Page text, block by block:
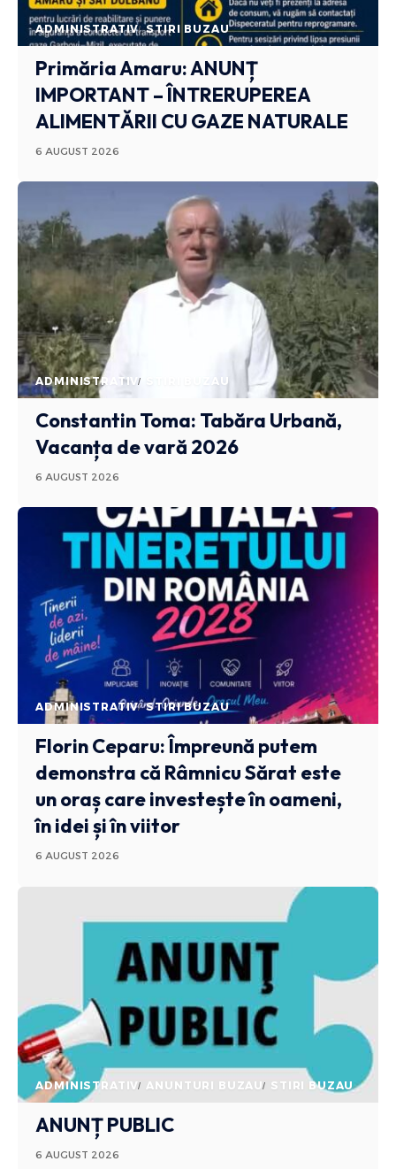
ADMINISTRATIV STIRI BUZAU
Primăria Amaru: ANUNȚ
IMPORTANT – ÎNTRERUPEREA
ALIMENTĂRII CU GAZE NATURALE
6 AUGUST 2026
ADMINISTRATIV STIRI BUZAU
Constantin Toma: Tabăra Urbană,
Vacanța de vară 2026
6 AUGUST 2026
ADMINISTRATIV STIRI BUZAU
Florin Ceparu: Împreună putem
demonstra că Râmnicu Sărat este
un oraș care investește în oameni,
în idei și în viitor
6 AUGUST 2026
ADMINISTRATIV ANUNTURI BUZAU STIRI BUZAU
ANUNȚ PUBLIC
6 AUGUST 2026